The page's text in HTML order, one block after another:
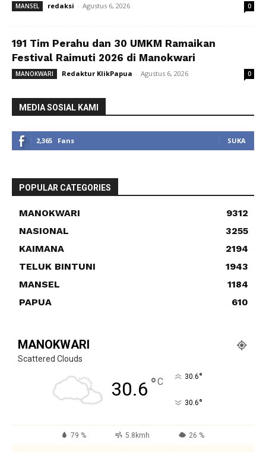
MANSEL redaksi - Agustus 6, 2026 0
191 Tim Perahu dan 30 UMKM Ramaikan
Festival Raimuti 2026 di Manokwari
MANOKWARI Redaktur KlikPapua - Agustus 6, 2026 0
MEDIA SOSIAL KAMI
2,365 Fans SUKA
POPULAR CATEGORIES
MANOKWARI
9312
NASIONAL
3255
KAIMANA
2194
TELUK BINTUNI
1943
MANSEL
1184
PAPUA
610
MANOKWARI
Scattered Clouds
30.6 °C 30.6°
30.6°
79 % 5.8kmh 26 %